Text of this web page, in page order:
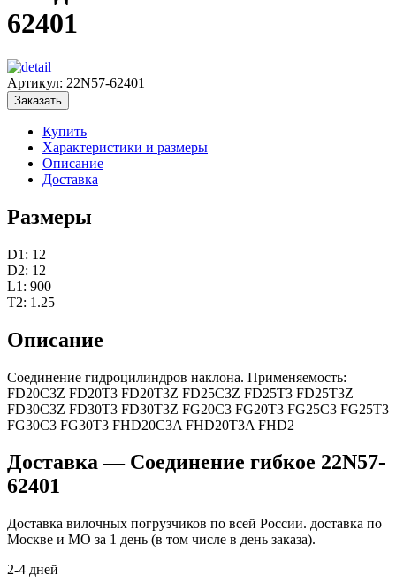
62401
Артикул: 22N57-62401
Заказать
Купить
Характеристики и размеры
Описание
Доставка
Размеры
D1: 12
D2: 12
L1: 900
T2: 1.25
Описание
Соединение гидроцилиндров наклона. Применяемость:
FD20C3Z FD20T3 FD20T3Z FD25C3Z FD25T3 FD25T3Z
FD30C3Z FD30T3 FD30T3Z FG20C3 FG20T3 FG25C3 FG25T3
FG30C3 FG30T3 FHD20C3A FHD20T3A FHD2
Доставка — Соединение гибкое 22N57-
62401
Доставка вилочных погрузчиков по всей России. доставка по
Москве и МО за 1 день (в том числе в день заказа).
2-4 дней